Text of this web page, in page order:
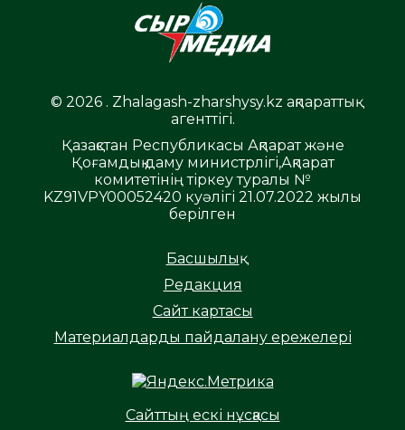
© 2026 . Zhalagash-zharshysy.kz ақпараттық
агенттігі.
Қазақстан Республикасы Ақпарат және
Қоғамдық даму министрлігі,Ақпарат
комитетінің тіркеу туралы №
KZ91VPY00052420 куәлігі 21.07.2022 жылы
берілген
Басшылық
Редакция
Сайт картасы
Материалдарды пайдалану ережелері
Сайттың ескі нұсқасы